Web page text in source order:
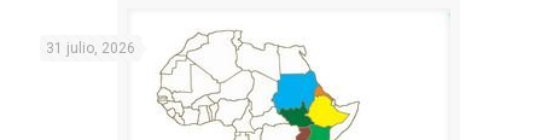
31 julio, 2026